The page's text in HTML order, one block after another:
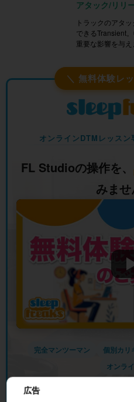
広告
アタック/リリ
トラックのアタ
できるTransient
重要な影響を与え
＼ 無料体験レ
オンラインDTMレッス
FL Studioの操作を、
みませ
完全マンツーマン 個別カリ
オンラ